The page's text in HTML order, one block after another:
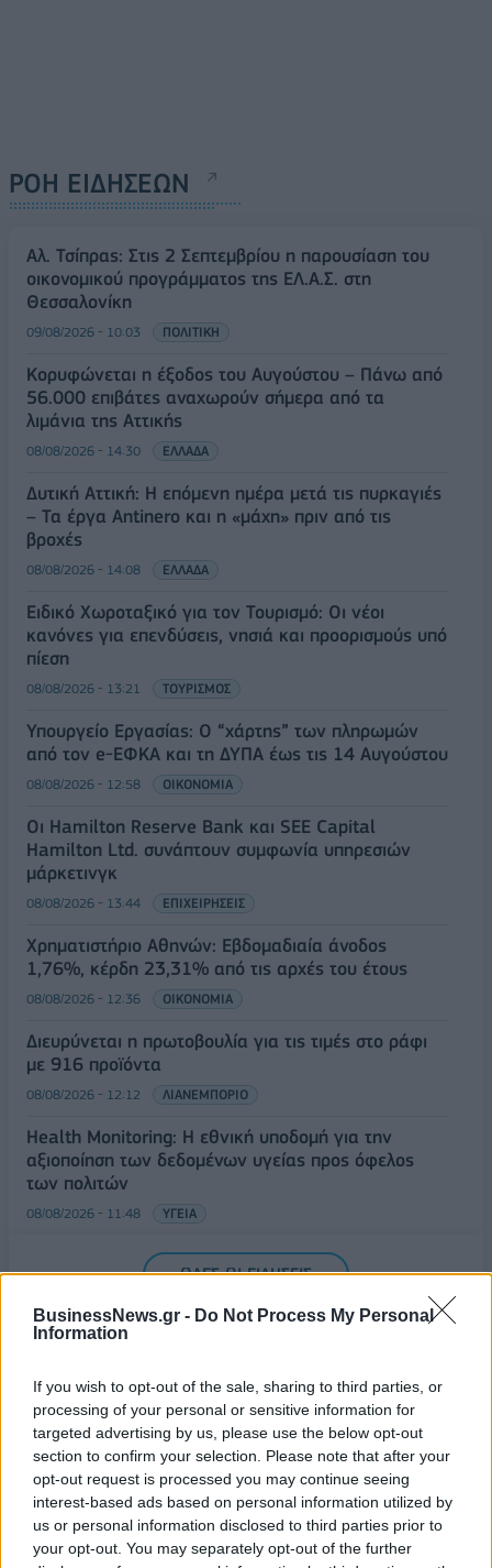
BusinessNews.gr - Do Not Process My Personal
Information
If you wish to opt-out of the sale, sharing to third parties, or
processing of your personal or sensitive information for
targeted advertising by us, please use the below opt-out
section to confirm your selection. Please note that after your
opt-out request is processed you may continue seeing
interest-based ads based on personal information utilized by
us or personal information disclosed to third parties prior to
your opt-out. You may separately opt-out of the further
ΡΟΗ ΕΙΔΗΣΕΩΝ
Αλ. Τσίπρας: Στις 2 Σεπτεμβρίου η παρουσίαση του
οικονομικού προγράμματος της ΕΛ.Α.Σ. στη
Θεσσαλονίκη
09/08/2026 - 10:03 ΠΟΛΙΤΙΚΗ
Κορυφώνεται η έξοδος του Αυγούστου – Πάνω από
56.000 επιβάτες αναχωρούν σήμερα από τα
λιμάνια της Αττικής
08/08/2026 - 14:30 ΕΛΛΑΔΑ
Δυτική Αττική: Η επόμενη ημέρα μετά τις πυρκαγιές
– Τα έργα Antinero και η «μάχη» πριν από τις
βροχές
08/08/2026 - 14:08 ΕΛΛΑΔΑ
Ειδικό Χωροταξικό για τον Τουρισμό: Οι νέοι
κανόνες για επενδύσεις, νησιά και προορισμούς υπό
πίεση
08/08/2026 - 13:21 ΤΟΥΡΙΣΜΟΣ
Υπουργείο Εργασίας: Ο “χάρτης” των πληρωμών
από τον e-ΕΦΚΑ και τη ΔΥΠΑ έως τις 14 Αυγούστου
08/08/2026 - 12:58 ΟΙΚΟΝΟΜΙΑ
Οι Hamilton Reserve Bank και SEE Capital
Hamilton Ltd. συνάπτουν συμφωνία υπηρεσιών
μάρκετινγκ
08/08/2026 - 13:44 ΕΠΙΧΕΙΡΗΣΕΙΣ
Χρηματιστήριο Αθηνών: Εβδομαδιαία άνοδος
1,76%, κέρδη 23,31% από τις αρχές του έτους
08/08/2026 - 12:36 ΟΙΚΟΝΟΜΙΑ
Διευρύνεται η πρωτοβουλία για τις τιμές στο ράφι
με 916 προϊόντα
08/08/2026 - 12:12 ΛΙΑΝΕΜΠΟΡΙΟ
Health Monitoring: Η εθνική υποδομή για την
αξιοποίηση των δεδομένων υγείας προς όφελος
των πολιτών
08/08/2026 - 11:48 ΥΓΕΙΑ
Ελληνική Αναπτυξιακή Τράπεζα: Με «προίκα» 2 δισ.
ευρώ ανοίγει δρόμο για δάνεια έως 5 δισ. σε
08/08/2026 - 11:22
ΟΛΕΣ ΟΙ ΕΙΔΗΣΕΙΣ
ΔΗΜΟΦΙΛΗ